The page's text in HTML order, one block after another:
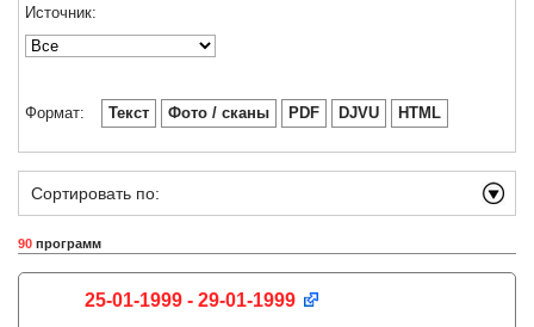
Источник:
Формат: Текст Фото / сканы PDF DJVU HTML
Сортировать по:
90 программ
25-01-1999 - 29-01-1999